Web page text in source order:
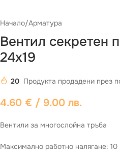
Начало/Арматура
Вентил секретен
24х19
20 Продукта продадени през
4.60 € / 9.00 лв.
Вентили за многослойна тръба
Maксимално работно налягане: 10